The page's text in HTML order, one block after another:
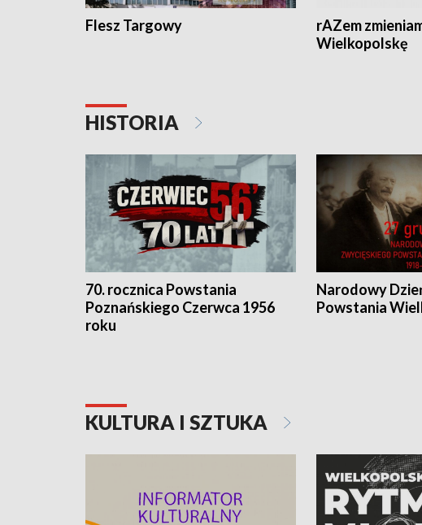
Flesz Targowy
rAZem
Wielkopolskę
HISTORIA
70. rocznica Powstania
Poznańskiego Czerwca 1956
roku
Narodowy
Powstania
KULTURA I SZTUKA